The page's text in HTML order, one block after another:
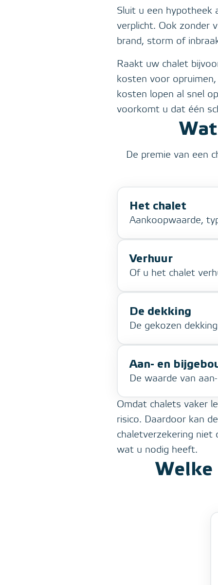
Sluit u een hypotheek
verplicht. Ook zonder
brand, storm of
Raakt uw chalet
kosten voor
kosten lopen al snel
voorkomt u dat één
De premie van een
Het chalet
Aankoopwaarde,
Verhuur
Of u het chalet
De dekking
De gekozen
Aan- en
De waarde van
Omdat chalets vaker
risico. Daardoor kan
chaletverzekering
wat u nodig heeft.
Welke